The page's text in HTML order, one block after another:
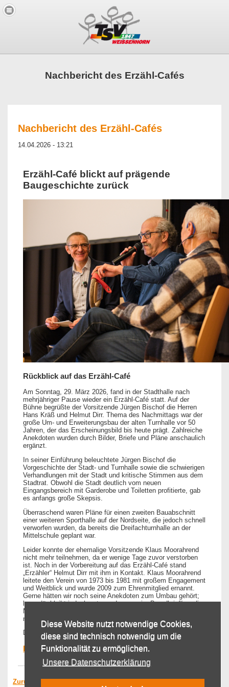
Diese Website nutzt notwendige Cookies,
diese sind technisch notwendig um die
Funktionalität zu ermöglichen.
Unsere Datenschutzerklärung
Nachbericht des Erzähl-Cafés
Nachbericht des Erzähl-Cafés
14.04.2026 - 13:21
Erzähl-Café blickt auf prägende
Baugeschichte zurück
Rückblick auf das Erzähl-Café
Am Sonntag, 29. März 2026, fand in der Stadthalle nach
mehrjähriger Pause wieder ein Erzähl-Café statt. Auf der
Bühne begrüßte der Vorsitzende Jürgen Bischof die Herren
Hans Kräß und Helmut Dirr. Thema des Nachmittags war der
große Um- und Erweiterungsbau der alten Turnhalle vor 50
Jahren, der das Erscheinungsbild bis heute prägt. Zahlreiche
Anekdoten wurden durch Bilder, Briefe und Pläne anschaulich
ergänzt.
In seiner Einführung beleuchtete Jürgen Bischof die
Vorgeschichte der Stadt- und Turnhalle sowie die schwierigen
Verhandlungen mit der Stadt und kritische Stimmen aus dem
Stadtrat. Obwohl die Stadt deutlich vom neuen
Eingangsbereich mit Garderobe und Toiletten profitierte, gab
es anfangs große Skepsis.
Überraschend waren Pläne für einen zweiten Bauabschnitt
einer weiteren Sporthalle auf der Nordseite, die jedoch schnell
verworfen wurden, da bereits die Dreifachturnhalle an der
Mittelschule geplant war.
Leider konnte der ehemalige Vorsitzende Klaus Moorahrend
nicht mehr teilnehmen, da er wenige Tage zuvor verstorben
ist. Noch in der Vorbereitung auf das Erzähl-Café stand
„Erzähler“ Helmut Dirr mit ihm in Kontakt. Klaus Moorahrend
leitete den Verein von 1973 bis 1981 mit großem Engagement
und Weitblick und wurde 2009 zum Ehrenmitglied ernannt.
Gerne hätten wir noch seine Anekdoten zum Umbau gehört;
legendär bleibt jedoch unter anderem sein „Brandbrief“ an die
Mitglieder, in dem er diese auffordert, entweder beim Umbau
mit anzupacken oder zu spenden.
Die Vorstandschaft des TSV 1847 Weißenhorn e. V.
Bildergalerie des Erzähl-Cafés
Zurück